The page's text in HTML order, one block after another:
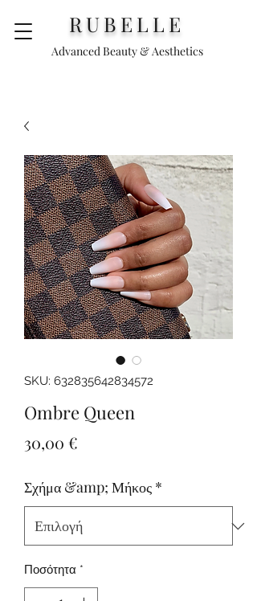
RUBELLE
Advanced Beauty & Aesthetics
SKU: 632835642834572
Ombre Queen
30,00 €
Σχήμα &amp; Μήκος *
Ποσότητα *